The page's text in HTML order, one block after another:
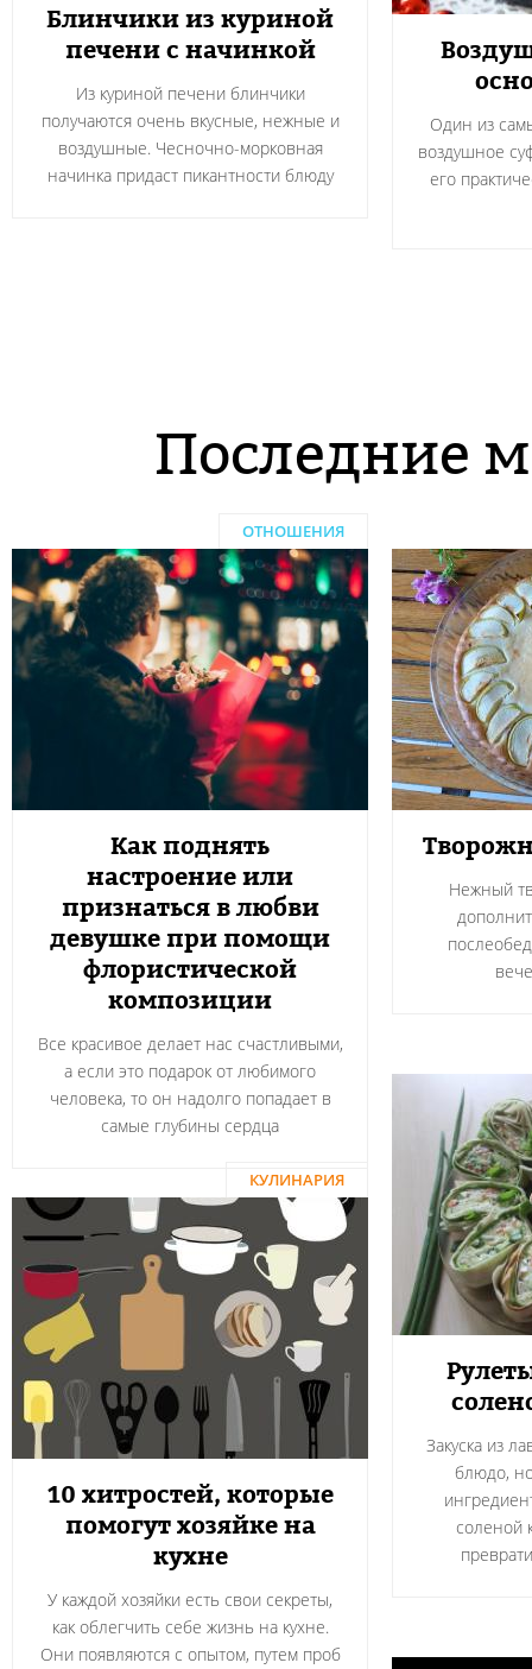
Блинчики из куриной
печени с начинкой
Из куриной печени блинчики
получаются очень вкусные, нежные и
воздушные. Чесночно-морковная
начинка придаст пикантности блюду
Один из
воздушное
его
Последние
ОТНОШЕНИЯ
Как поднять
настроение или
признаться в любви
девушке при помощи
флористической
композиции
Все красивое делает нас счастливыми,
а если это подарок от любимого
человека, то он надолго попадает в
самые глубины сердца
Нежный
Закуска из
блюдо,
соленой
КУЛИНАРИЯ
10 хитростей, которые
помогут хозяйке на
кухне
У каждой хозяйки есть свои секреты,
как облегчить себе жизнь на кухне.
Они появляются с опытом, путем проб